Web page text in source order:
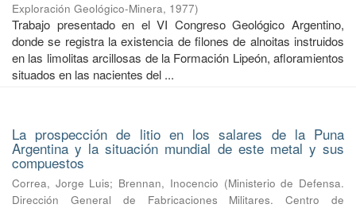
Exploración Geológico-Minera, 1977)
Trabajo presentado en el VI Congreso Geológico Argentino,
donde se registra la existencia de filones de alnoitas instruidos
en las limolitas arcillosas de la Formación Lipeón, afloramientos
situados en las nacientes del ...
La prospección de litio en los salares de la Puna
Argentina y la situación mundial de este metal y sus
compuestos
Correa, Jorge Luis; Brennan, Inocencio (Ministerio de Defensa.
Dirección General de Fabricaciones Militares. Centro de